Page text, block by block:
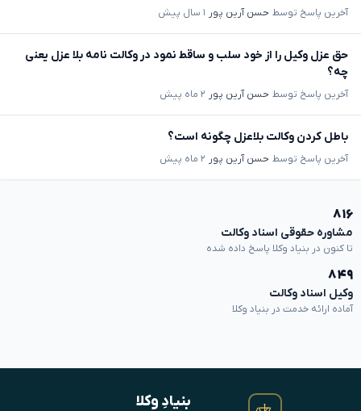
آخرین پاسخ توسط حسن آرین پور ۱ سال پیش
حق عزل وکیل را از خود سلب و ساقط نمود در وکالت نامه بلا عزل یعنی
چه؟
آخرین پاسخ توسط حسن آرین پور ۲ ماه پیش
باطل کردن وکالت بلاعزل چگونه است؟
آخرین پاسخ توسط حسن آرین پور ۲ ماه پیش
۸۱۶
مشاوره حقوقی اسناد وکالت
تا کنون در بنیاد وکلا پاسخ داده شده
۸۴۹
وکیل اسناد وکالت
آماده ارائه خدمت در بنیاد وکلا
بنیادِ وکلا